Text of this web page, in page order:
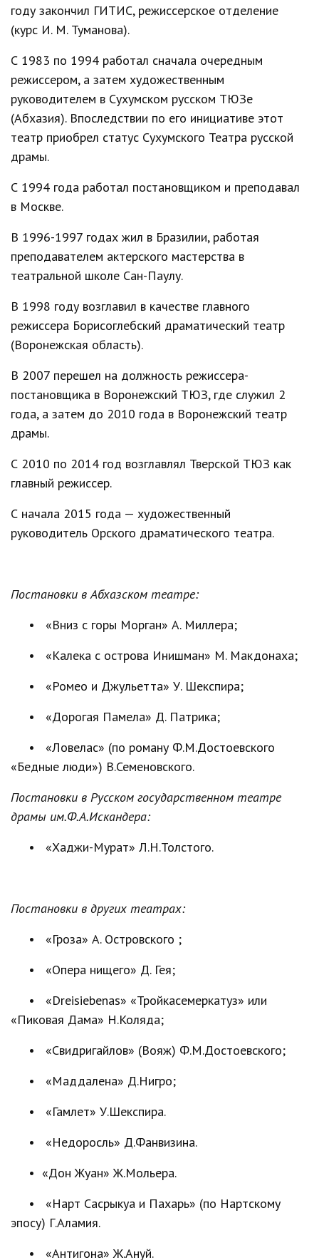
году закончил ГИТИС, режиссерское отделение
(курс И. М. Туманова).
С 1983 по 1994 работал сначала очередным
режиссером, а затем художественным
руководителем в Сухумском русском ТЮЗе
(Абхазия). Впоследствии по его инициативе этот
театр приобрел статус Сухумского Театра русской
драмы.
С 1994 года работал постановщиком и преподавал
в Москве.
В 1996-1997 годах жил в Бразилии, работая
преподавателем актерского мастерства в
театральной школе Сан-Паулу.
В 1998 году возглавил в качестве главного
режиссера Борисоглебский драматический театр
(Воронежская область).
В 2007 перешел на должность режиссера-
постановщика в Воронежский ТЮЗ, где служил 2
года, а затем до 2010 года в Воронежский театр
драмы.
С 2010 по 2014 год возглавлял Тверской ТЮЗ как
главный режиссер.
С начала 2015 года — художественный
руководитель Орского драматического театра.
Постановки в Абхазском театре:
• «Вниз с горы Морган» А. Миллера;
• «Калека с острова Инишман» М. Макдонаха;
• «Ромео и Джульетта» У. Шекспира;
• «Дорогая Памела» Д. Патрика;
• «Ловелас» (по роману Ф.М.Достоевского
«Бедные люди») В.Семеновского.
Постановки в Русском государственном театре
драмы им.Ф.А.Искандера:
• «Хаджи-Мурат» Л.Н.Толстого.
Постановки в других театрах:
• «Гроза» А. Островского ;
• «Опера нищего» Д. Гея;
• «Dreisiebenas» «Тройкасемеркатуз» или
«Пиковая Дама» Н.Коляда;
• «Свидригайлов» (Вояж) Ф.М.Достоевского;
• «Маддалена» Д.Нигро;
• «Гамлет» У.Шекспира.
• «Недоросль» Д.Фанвизина.
• «Дон Жуан» Ж.Мольера.
• «Нарт Сасрыкуа и Пахарь» (по Нартскому
эпосу) Г.Аламия.
• «Антигона» Ж.Ануй.